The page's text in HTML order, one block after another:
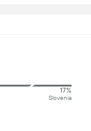
17%
Slovenia